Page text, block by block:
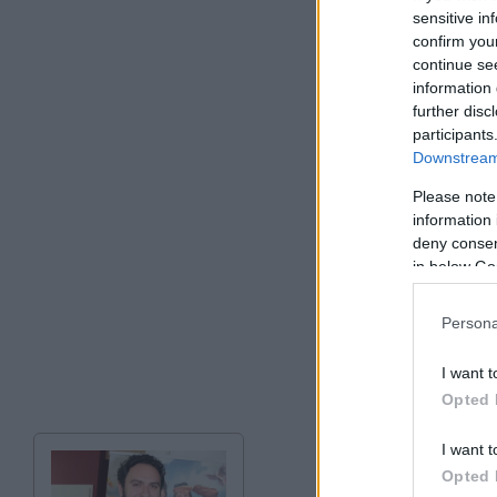
sensitive
confirm
continue
information
further
Please
information
deny
in below
I want
Opted
I want
Opted